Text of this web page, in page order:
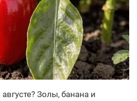
Золы, банана и